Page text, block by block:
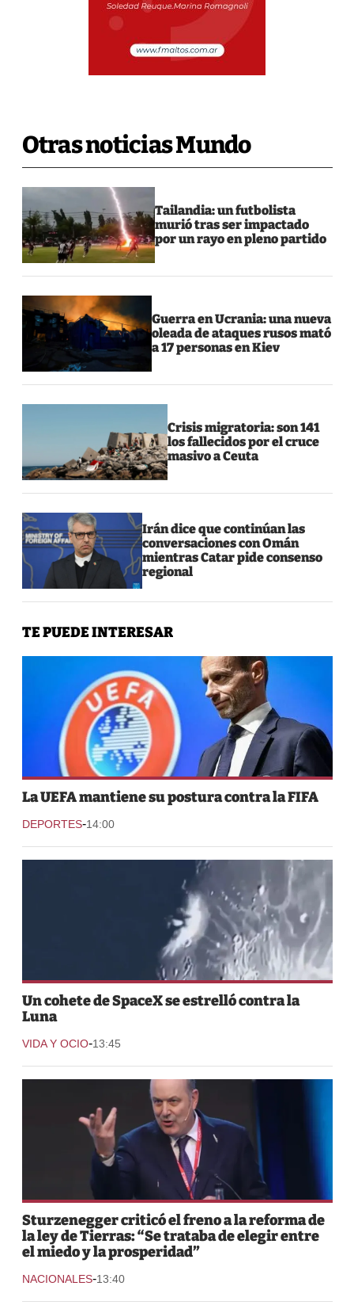
Otras noticias Mundo
Tailandia: un futbolista
murió tras ser impactado
por un rayo en pleno partido
Guerra en Ucrania: una nueva
oleada de ataques rusos mató
a 17 personas en Kiev
Crisis migratoria: son 141
los fallecidos por el cruce
masivo a Ceuta
Irán dice que continúan las
conversaciones con Omán
mientras Catar pide consenso
regional
TE PUEDE INTERESAR
La UEFA mantiene su postura contra la FIFA
DEPORTES-14:00
Un cohete de SpaceX se estrelló contra la
Luna
VIDA Y OCIO-13:45
Sturzenegger criticó el freno a la reforma de
la ley de Tierras: “Se trataba de elegir entre
el miedo y la prosperidad”
NACIONALES-13:40